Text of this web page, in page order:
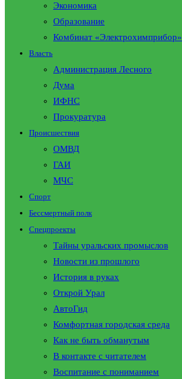
Экономика
Образование
Комбинат «Электрохимприбор»
Власть
Администрация Лесного
Дума
ИФНС
Прокуратура
Происшествия
ОМВД
ГАИ
МЧС
Спорт
Бессмертный полк
Спецпроекты
Тайны уральских промыслов
Новости из прошлого
История в руках
Открой Урал
АвтоГид
Комфортная городская среда
Как не быть обманутым
В контакте с читателем
Воспитание с пониманием